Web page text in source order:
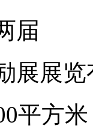
届
展展
平方